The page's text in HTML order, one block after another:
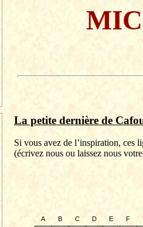
La petite dernière de
Si vous avez de l’inspiration, ces
(écrivez nous ou laissez nous
A B C D E F